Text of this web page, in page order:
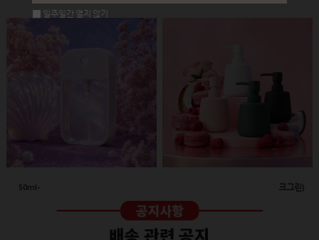
50ml-애플 스프레이(투명/화이트캡)
회원공개
260ml-고급세라믹 펌프용기(다크그린)
회원공개
일주일간 열지 않기